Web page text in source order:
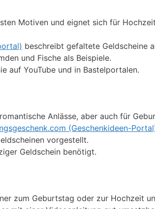
Motiven und eignet sich für
beschreibt gefaltete Geldscheine
und Fische als Beispiele.
auf YouTube und in Bastelportalen.
Anlässe, aber auch für
(Geschenkideen-
vorgestellt.
Geldschein benötigt.
zum Geburtstag oder zur Hochzeit